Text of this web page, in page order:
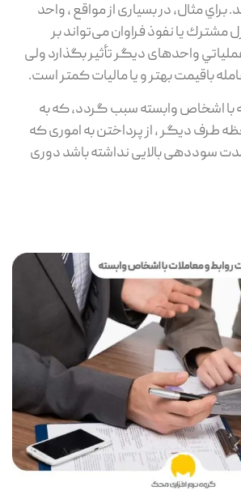
مثال، در بسیاری از مواقع ، واحد
مشترك يا نفوذ فراوان می‌تواند بر
واحدهای دیگر تأثیر بگذارد ولی
باقیمت بهتر و یا مالیات کمتر است.
با اشخاص وابسته سبب گردد، که به
طرف ديگر ، از پرداختن به اموری که
سوددهی بالایی نداشته باشد دوری